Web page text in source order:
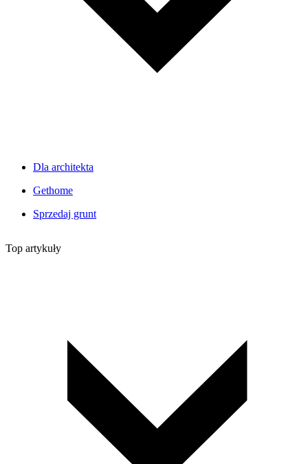
Dla architekta
Gethome
Sprzedaj grunt
Top artykuły